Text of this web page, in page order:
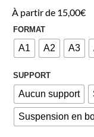
À partir de 15,00€
FORMAT
A1 A2 A3
SUPPORT
Aucun support
Suspension en